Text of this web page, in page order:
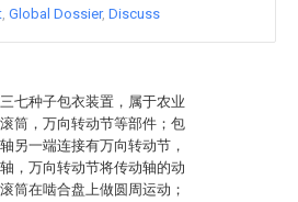
七种子包衣装置，属于农业
筒，万向转动节等部件；包
另一端连接有万向转动节，
，万向转动节将传动轴的动
筒在啮合盘上做圆周运动；
Global Dossier Discuss